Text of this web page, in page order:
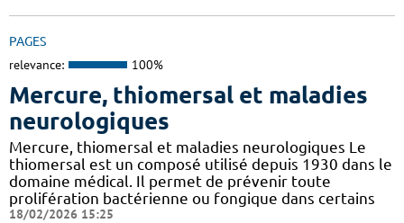
PAGES
relevance: 100%
Mercure, thiomersal et maladies
neurologiques
Mercure, thiomersal et maladies neurologiques Le
thiomersal est un composé utilisé depuis 1930 dans le
domaine médical. Il permet de prévenir toute
prolifération bactérienne ou fongique dans certains
18/02/2026 15:25